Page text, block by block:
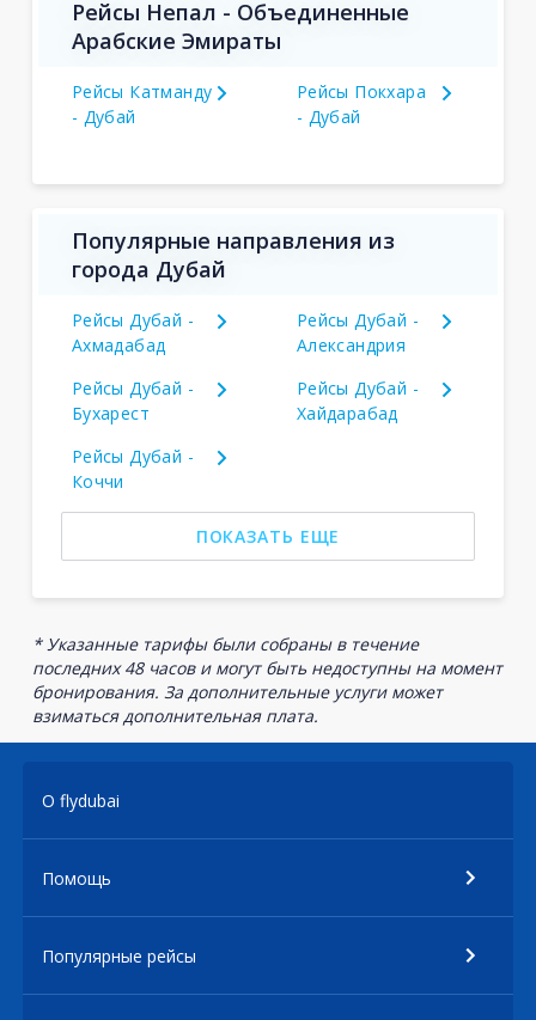
Рейсы Непал - Объединенные
Арабские Эмираты
Рейсы Катманду
- Дубай
Рейсы Покхара
- Дубай
Популярные направления из
города Дубай
Рейсы Дубай -
Ахмадабад
Рейсы Дубай -
Александрия
Рейсы Дубай -
Бухарест
Рейсы Дубай -
Хайдарабад
Рейсы Дубай -
Коччи
ПОКАЗАТЬ ЕЩЕ
* Указанные тарифы были собраны в течение
последних 48 часов и могут быть недоступны на момент
бронирования. За дополнительные услуги может
взиматься дополнительная плата.
О flydubai
Помощь
Популярные рейсы